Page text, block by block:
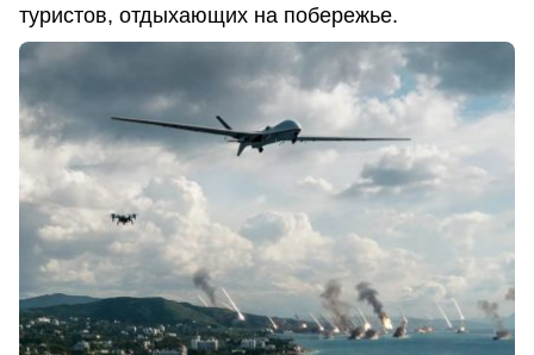
туристов, отдыхающих на побережье.